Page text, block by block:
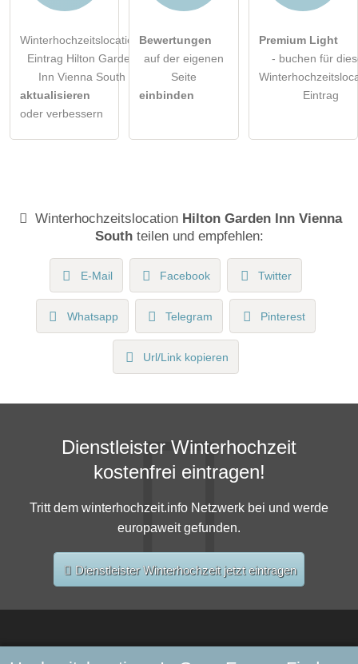
Winterhochzeitslocation-
Eintrag Hilton Garden
Inn Vienna South
aktualisieren
oder verbessern
Bewertungen
auf der eigenen
Seite
einbinden
Premium Light
- buchen für
Eintrag
Winterhochzeitslocation Hilton Garden Inn Vienna
Southteilen und empfehlen:
E-Mail Facebook Twitter
Whatsapp Telegram Pinterest
Url/Link kopieren
Dienstleister Winterhochzeit
kostenfrei eintragen!
Tritt dem winterhochzeit.info Netzwerk bei und werde
europaweit gefunden.
Dienstleister Winterhochzeit jetzt eintragen